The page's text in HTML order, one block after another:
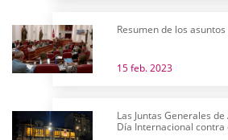
Resumen de los
15 feb. 2023
Las Juntas Generales
Día Internacional contra